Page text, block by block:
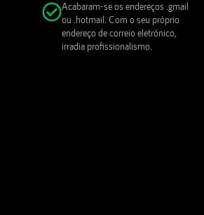
Acabaram-se os endereços .gmail
ou .hotmail. Com o seu próprio
endereço de correio eletrónico,
irradia profissionalismo.